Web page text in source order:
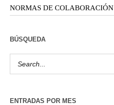
NORMAS DE COLABORACIÓN
BÚSQUEDA
ENTRADAS POR MES